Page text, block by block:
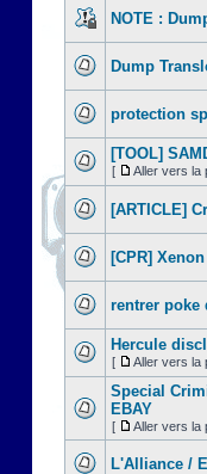
NOTE :
Dump
protection
[TOOL]
[ Aller vers la
[ARTICLE]
[CPR]
rentrer poke
Hercule
[ Aller vers la
Special
EBAY
[ Aller vers la
L'Alliance /